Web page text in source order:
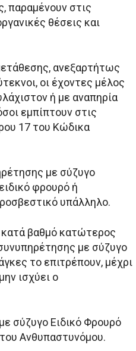
παραμένουν στις
θέσεις και
ανεξαρτήτως
οι έχοντες μέλος
ή με αναπηρία
εμπίπτουν στις
17 του Κώδικα
με σύζυγο
φρουρό ή
υπάλληλο.
κατά βαθμό κατώτερος
με σύζυγο
το επιτρέπουν, μέχρι
ισχύει ο
σύζυγο Ειδικό Φρουρό
Ανθυπαστυνόμου.